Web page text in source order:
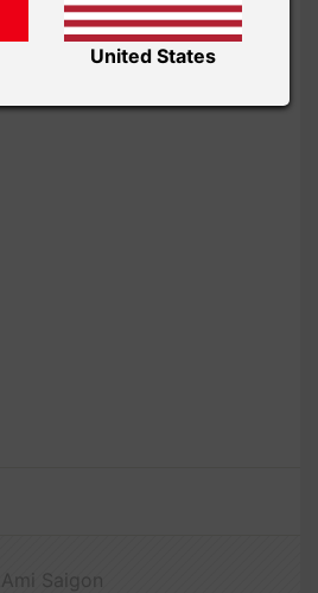
United States